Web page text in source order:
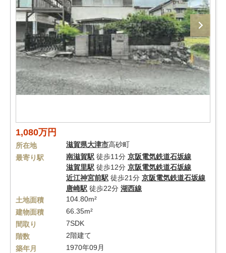
1,080万円
所在地 滋賀県大津市高砂町
最寄り駅
南滋賀駅 徒歩11分 京阪電気鉄道石坂線
滋賀里駅 徒歩12分 京阪電気鉄道石坂線
近江神宮前駅 徒歩21分 京阪電気鉄道石坂線
唐崎駅 徒歩22分 湖西線
土地面積
104.80m²
建物面積
66.35m²
間取り
7SDK
階数
2階建て
築年月
1970年09月